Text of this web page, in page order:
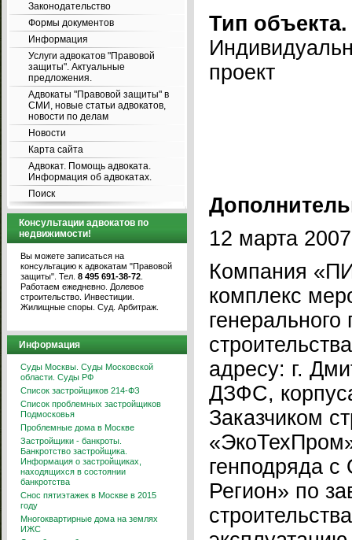
Законодательство
Формы документов
Информация
Услуги адвокатов "Правовой
защиты". Актуальные
предложения.
Адвокаты "Правовой защиты" в
СМИ, новые статьи адвокатов,
новости по делам
Новости
Карта сайта
Адвокат. Помощь адвоката.
Информация об адвокатах.
Поиск
Консультации адвокатов по
недвижимости!
Вы можете записаться на
консультацию к адвокатам "Правовой
защиты". Тел. 8 495 691-38-72
Работаем ежедневно. Долевое
строительство. Инвестиции.
Жилищные споры. Суд. Арбитраж.
Информация
Суды Москвы. Суды Московской
области. Суды РФ
Список застройщиков 214-ФЗ
Список проблемных застройщиков
Подмосковья
Проблемные дома в Москве
Застройщики - банкроты.
Банкротство застройщика.
Информация о застройщиках,
находящихся в состоянии
банкротства
Снос пятиэтажек в Москве в 2015
году
Многоквартирные дома на землях
ИЖС
Тип объекта.
проект
12 марта 2007
Компания
комплекс
генерального
адресу: г.
ДЗФС,
Заказчиком
генподряда
Регион» по